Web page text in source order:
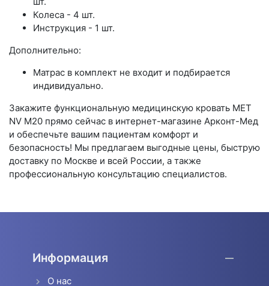
Колеса - 4 шт.
Инструкция - 1 шт.
Дополнительно:
Матрас в комплект не входит и подбирается
индивидуально.
Закажите функциональную медицинскую кровать MET
NV M20 прямо сейчас в интернет-магазине Арконт-Мед
и обеспечьте вашим пациентам комфорт и
безопасность! Мы предлагаем выгодные цены, быструю
доставку по Москве и всей России, а также
профессиональную консультацию специалистов.
Информация
О нас